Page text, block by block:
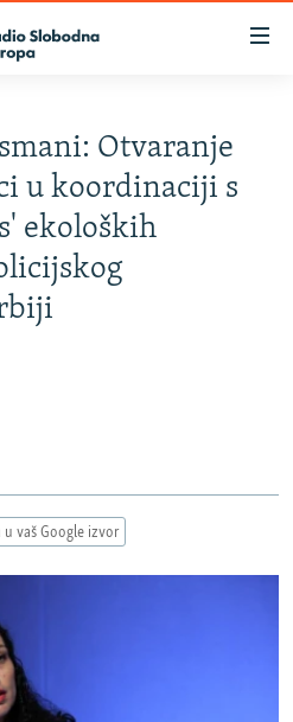
Otvaranje
u koordinaciji s
ekoloških
u vaš Google izvor